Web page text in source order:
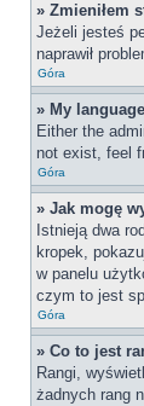
» Zmieniłem
Jeżeli jesteś
naprawił
Góra
» My
Either the
not exist, feel
Góra
» Jak mogę
Istnieją dwa
kropek,
w panelu
czym to jest
Góra
» Co to jest
Rangi,
żadnych rang